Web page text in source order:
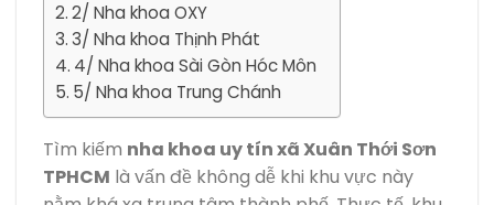
2/ Nha khoa OXY
3/ Nha khoa Thịnh Phát
4/ Nha khoa Sài Gòn Hóc Môn
5/ Nha khoa Trung Chánh
Tìm kiếm nha khoa uy tín xã Xuân Thới Sơn
TPHCM là vấn đề không dễ khi khu vực này